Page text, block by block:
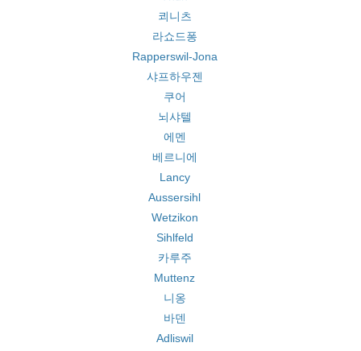
쾨니츠
라쇼드퐁
Rapperswil-Jona
샤프하우젠
쿠어
뇌샤텔
에멘
베르니에
Lancy
Aussersihl
Wetzikon
Sihlfeld
카루주
Muttenz
니옹
바덴
Adliswil